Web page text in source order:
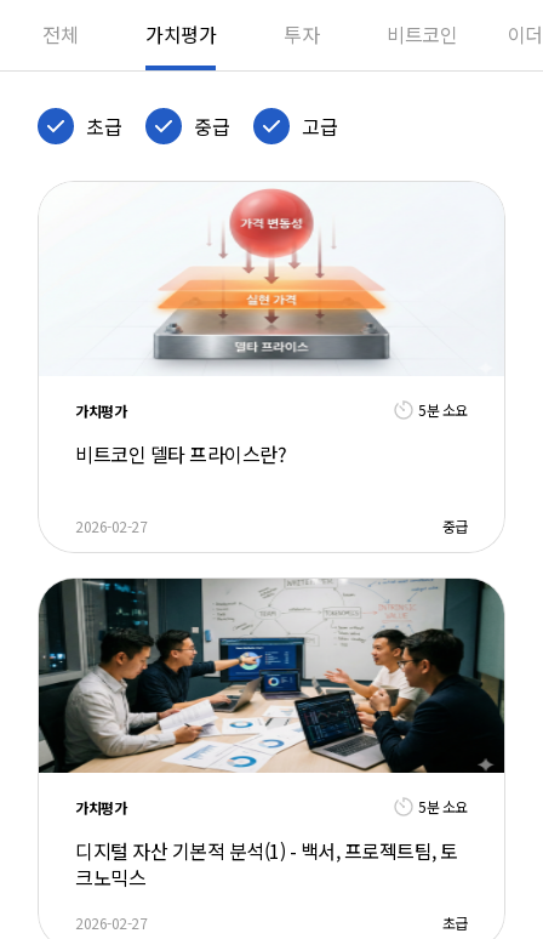
전체 가치평가 투자 비트코인 이
초급 중급 고급
가치평가 5분 소요
비트코인 델타 프라이스란?
2026-02-27 중급
가치평가 5분 소요
디지털 자산 기본적 분석(1) - 백서, 프로젝트팀, 토
크노믹스
2026-02-27 초급